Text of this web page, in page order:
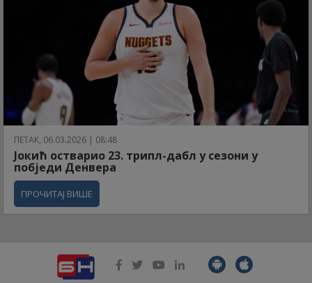
ПЕТАК, 06.03.2026 | 08:48
Јокић остварио 23. трипл-дабл у сезони у
побједи Денвера
ПРОЧИТАЈ ВИШЕ